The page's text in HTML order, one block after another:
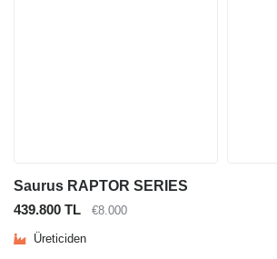
Saurus RAPTOR SERIES
439.800 TL
€8.000
Üreticiden